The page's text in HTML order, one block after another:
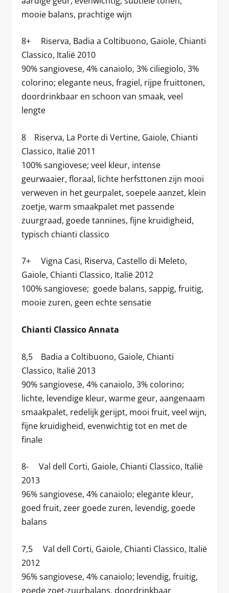
mooie balans, prachtige wijn
8+ Riserva, Badia a Coltibuono, Gaiole, Chianti
Classico, Italië 2010
90% sangiovese, 4% canaiolo, 3% ciliegiolo, 3%
colorino; elegante neus, fragiel, rijpe fruittonen,
doordrinkbaar en schoon van smaak, veel
lengte
8 Riserva, La Porte di Vertine, Gaiole, Chianti
Classico, Italië 2011
100% sangiovese; veel kleur, intense
geurwaaier, floraal, lichte herfsttonen zijn mooi
verweven in het geurpalet, soepele aanzet, klein
zoetje, warm smaakpalet met passende
zuurgraad, goede tannines, fijne kruidigheid,
typisch chianti classico
7+ Vigna Casi, Riserva, Castello di Meleto,
Gaiole, Chianti Classico, Italië 2012
100% sangiovese; goede balans, sappig, fruitig,
mooie zuren, geen echte sensatie
Chianti Classico Annata
8,5 Badia a Coltibuono, Gaiole, Chianti
Classico, Italië 2013
90% sangiovese, 4% canaiolo, 3% colorino;
lichte, levendige kleur, warme geur, aangenaam
smaakpalet, redelijk gerijpt, mooi fruit, veel wijn,
fijne kruidigheid, evenwichtig tot en met de
finale
8- Val dell Corti, Gaiole, Chianti Classico, Italië
2013
96% sangiovese, 4% canaiolo; elegante kleur,
goed fruit, zeer goede zuren, levendig, goede
balans
7,5 Val dell Corti, Gaiole, Chianti Classico, Italië
2012
96% sangiovese, 4% canaiolo; levendig, fruitig,
goede zoet-zuurbalans, doordrinkbaar